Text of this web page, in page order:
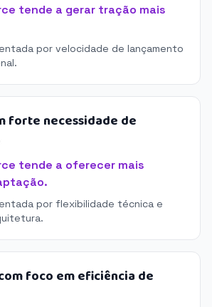
tende a gerar tração mais
por velocidade de lançamento
forte necessidade de
tende a oferecer mais
por flexibilidade técnica e
foco em eficiência de